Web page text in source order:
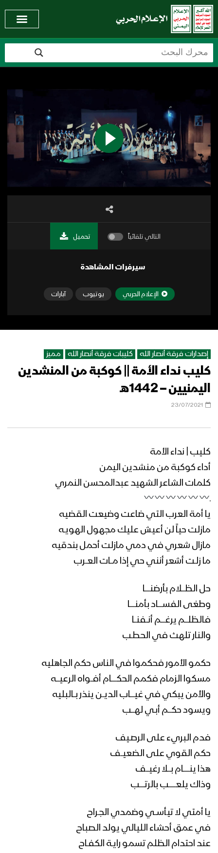
التالي تلقائياً تحميل
سيرفرات المشاهدة
الإعلام الحربي يوتيوب آبارات
إصدارات فرقة أنصار الله كليبات فرقة أنصار الله مميز
كليب نداء الأمة || كوكبة من المنشدين
اليمنيين – 1442هـ
23/07/2021
كليب | نداء الأمة
أداء كوكبة من منشدين اليمن
كلمات الشاعر الشهيد عبدالمحسن النمري
ـ
يا أمة العرب التي ضاعت وضيعت القضيه
مازلت حياً لن أعيش عليك مجهول الهويـه
مازال شعري في دمي مازلت أحمل بندقيه
ما زلـت أشعر أنني حي إذا مــات العــرب
حل الظـــلام بأرضنـــــا
وطغى الفســــاد بأمنـــــا
فالظلـــم يرغــــم أنــفنــا
والنار تلهث في الحطـب
حكمو الأمور فحكموا في الناس حكم الجاهليه
مسكوا الزمام فكمم الحكـــــام أفــواه الرعيـــه
والأمن يبكي في غيــــاب الديــن ينذر بــالبليه
ويسود حكـــم أبـي لهـــب
فدم البريء على الرصـيف
حكم القوي على الضعيــف
هذا ينــــــام بـــلا رغيـــف
وذاك يلعـــــــب بالرتـــــب
يا أمتي لا تيأســي وضمدي الجـراح
في عمق أحشاء الليالي يولد الصباح
عند احتدام الظلم تسمو رايـة الكفـاح